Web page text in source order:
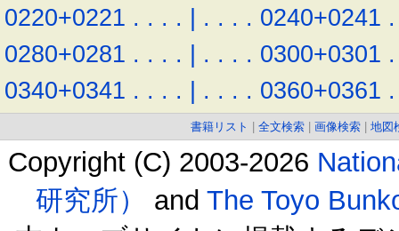
0220+0221 . . . . | . . . . 0240+0241 .
0280+0281 . . . . | . . . . 0300+0301 .
0340+0341 . . . . | . . . . 0360+0361 .
書籍リスト 全文検索 画像検索 地図
Copyright (C) 2003-2026
研究所）
and The Toyo